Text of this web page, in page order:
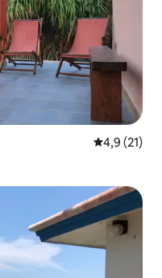
4,9 de uma
4,9 (21)